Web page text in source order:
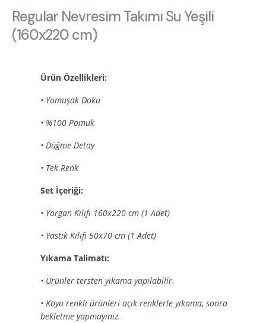
Regular Nevresim Takımı Su Yeşili
(160x220 cm)
Ürün Özellikleri:
• Yumuşak Doku
• %100 Pamuk
• Düğme Detay
• Tek Renk
Set İçeriği:
• Yorgan Kılıfı 160x220 cm (1 Adet)
• Yastık Kılıfı 50x70 cm (1 Adet)
Yıkama Talimatı:
• Ürünler tersten yıkama yapılabilir.
• Koyu renkli ürünleri açık renklerle yıkama, sonra
bekletme yapmayınız.